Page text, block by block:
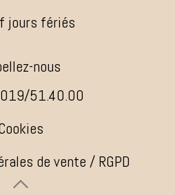
jours fériés
nous
51.40.00
de vente / RGPD